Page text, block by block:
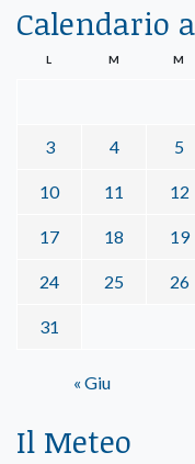
Calendario
L M M
3 4 5
10 11 12
17 18 19
24 25 26
31
« Giu
Il Meteo